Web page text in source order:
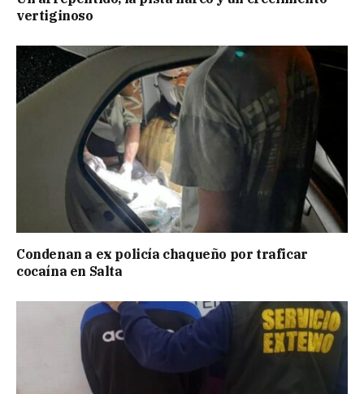
vertiginoso
Condenan a ex policía chaqueño por traficar
cocaína en Salta